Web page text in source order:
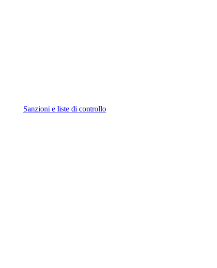
Sanzioni e liste di controllo